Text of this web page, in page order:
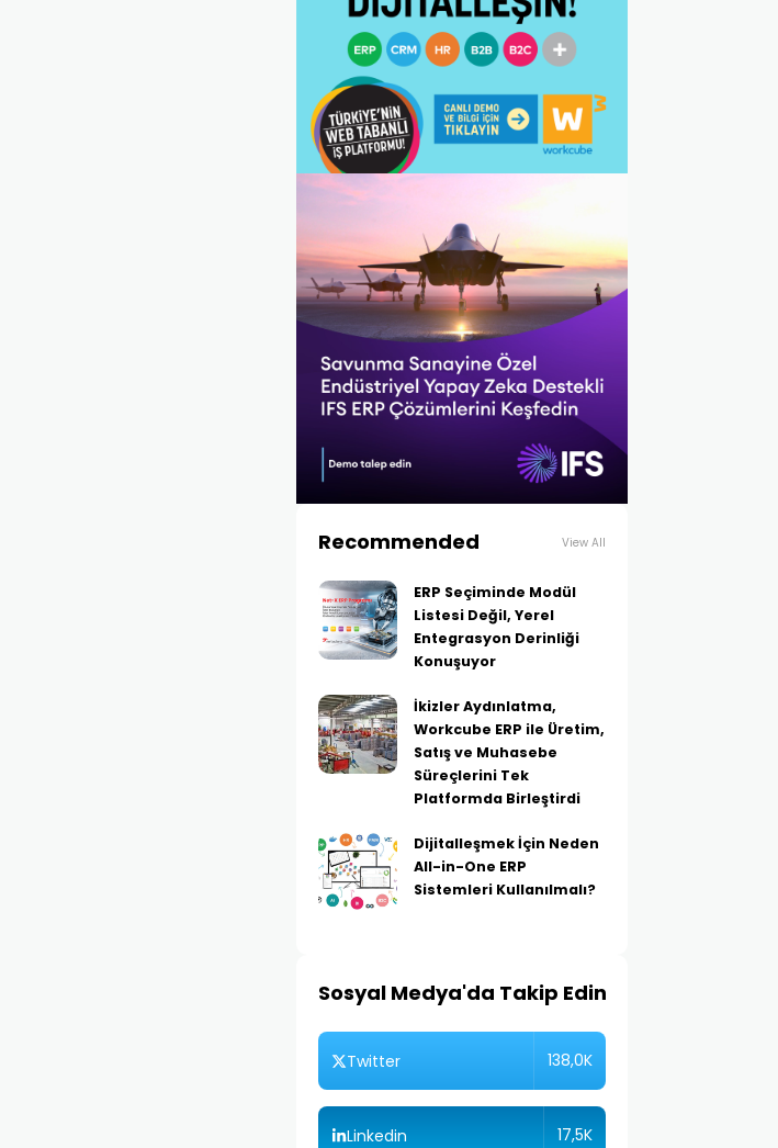
Recommended View All
ERP Seçiminde Modül
Listesi Değil, Yerel
Entegrasyon Derinliği
Konuşuyor
İkizler Aydınlatma,
Workcube ERP ile Üretim,
Satış ve Muhasebe
Süreçlerini Tek
Platformda Birleştirdi
Dijitalleşmek İçin Neden
All-in-One ERP
Sistemleri Kullanılmalı?
Sosyal Medya'da Takip Edin
Twitter 138,0K
Linkedin 17,5K